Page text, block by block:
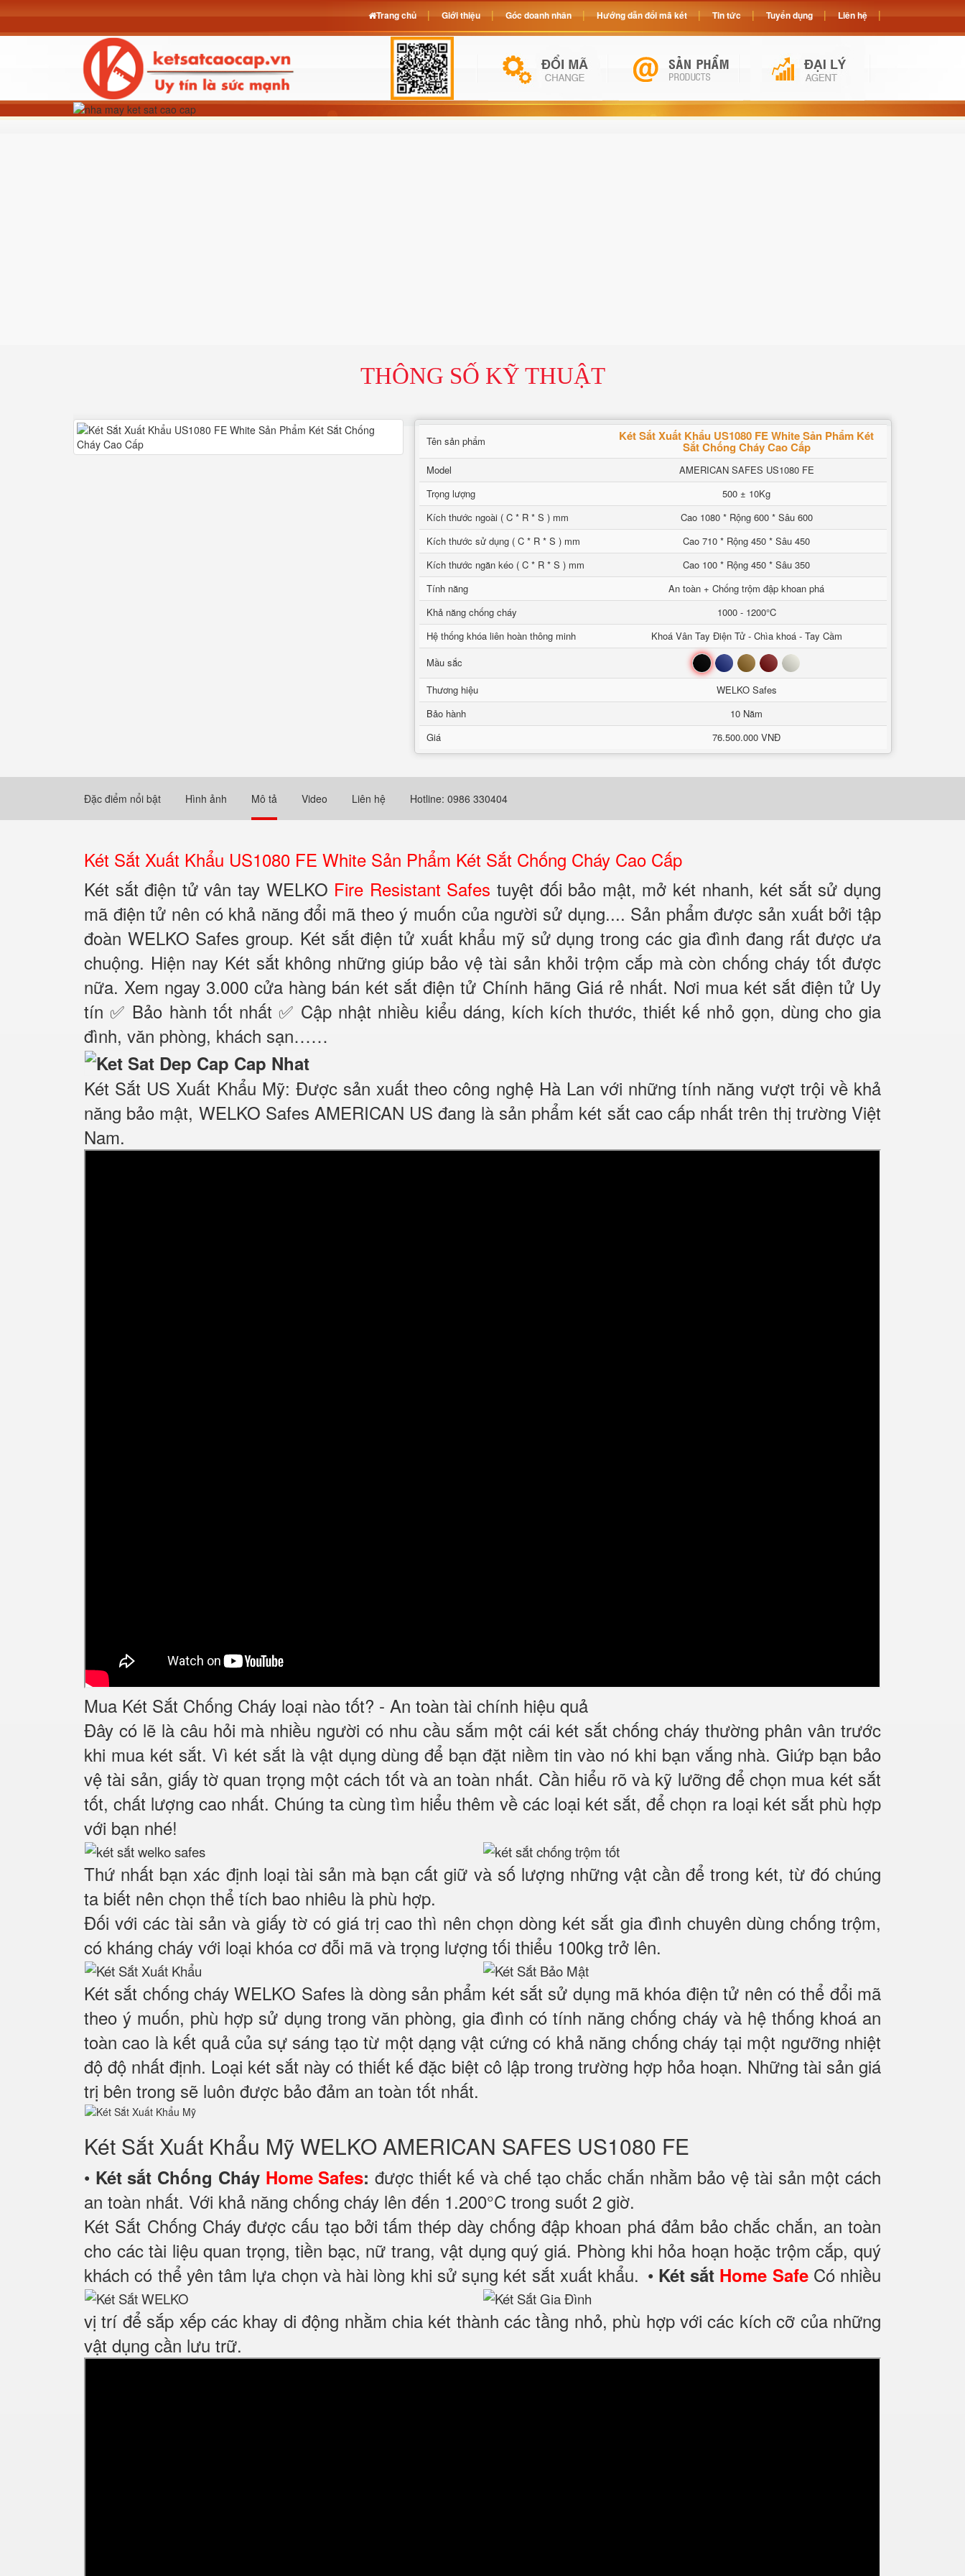
THÔNG SỐ KỸ THUẬT
Tên sản phẩm Két Sắt Xuất Khẩu US1080 FE White Sản Phẩm Két
Sắt Chống Cháy Cao Cấp
Model
AMERICAN SAFES US1080 FE
Trọng lượng
500 ± 10Kg
Kích thước ngoài ( C * R * S ) mm
Cao 1080 * Rộng 600 * Sâu 600
Kích thước sử dụng ( C * R * S ) mm
Cao 710 * Rộng 450 * Sâu 450
Kích thước ngăn kéo ( C * R * S ) mm
Cao 100 * Rộng 450 * Sâu 350
Tính năng
An toàn + Chống trộm đập khoan phá
Khả năng chống cháy
1000 - 1200°C
Hệ thống khóa liên hoàn thông minh
Khoá Vân Tay Điện Tử - Chìa khoá - Tay Cầm
Mầu sắc
Đen Xanh Nâu Đỏ Trắng
Thương hiệu
WELKO Safes
Bảo hành
10 Năm
Giá
76.500.000 VNĐ
Đặc điểm nổi bật Hình ảnh Mô tả Video Liên hệ Hotline: 0986 330404
Két Sắt Xuất Khẩu US1080 FE White Sản Phẩm Két Sắt Chống Cháy Cao Cấp
Két sắt điện tử vân tay WELKO Fire Resistant Safes tuyệt đối bảo mật, mở két nhanh, két sắt sử dụng
mã điện tử nên có khả năng đổi mã theo ý muốn của người sử dụng.... Sản phẩm được sản xuất bởi tập
đoàn WELKO Safes group. Két sắt điện tử xuất khẩu mỹ sử dụng trong các gia đình đang rất được ưa
chuộng. Hiện nay Két sắt không những giúp bảo vệ tài sản khỏi trộm cắp mà còn chống cháy tốt được
nữa. Xem ngay 3.000 cửa hàng bán két sắt điện tử Chính hãng Giá rẻ nhất. Nơi mua két sắt điện tử Uy
tín ✅ Bảo hành tốt nhất ✅ Cập nhật nhiều kiểu dáng, kích kích thước, thiết kế nhỏ gọn, dùng cho gia
đình, văn phòng, khách sạn……
Két Sắt US Xuất Khẩu Mỹ: Được sản xuất theo công nghệ Hà Lan với những tính năng vượt trội về khả
năng bảo mật, WELKO Safes AMERICAN US đang là sản phẩm két sắt cao cấp nhất trên thị trường Việt
Nam.
Mua Két Sắt Chống Cháy loại nào tốt? - An toàn tài chính hiệu quả
Đây có lẽ là câu hỏi mà nhiều người có nhu cầu sắm một cái két sắt chống cháy thường phân vân trước
khi mua két sắt. Vì két sắt là vật dụng dùng để bạn đặt niềm tin vào nó khi bạn vắng nhà. Giứp bạn bảo
vệ tài sản, giấy tờ quan trọng một cách tốt và an toàn nhất. Cần hiểu rõ và kỹ lưỡng để chọn mua két sắt
tốt, chất lượng cao nhất. Chúng ta cùng tìm hiểu thêm về các loại két sắt, để chọn ra loại két sắt phù hợp
với bạn nhé!
Thứ nhất bạn xác định loại tài sản mà bạn cất giữ và số lượng những vật cần để trong két, từ đó chúng
ta biết nên chọn thể tích bao nhiêu là phù hợp.
Đối với các tài sản và giấy tờ có giá trị cao thì nên chọn dòng két sắt gia đình chuyên dùng chống trộm,
có kháng cháy với loại khóa cơ đỗi mã và trọng lượng tối thiểu 100kg trở lên.
Két sắt chống cháy WELKO Safes là dòng sản phẩm két sắt sử dụng mã khóa điện tử nên có thể đổi mã
theo ý muốn, phù hợp sử dụng trong văn phòng, gia đình có tính năng chống cháy và hệ thống khoá an
toàn cao là kết quả của sự sáng tạo từ một dạng vật cứng có khả năng chống cháy tại một ngưỡng nhiệt
độ độ nhất định. Loại két sắt này có thiết kế đặc biệt cô lập trong trường hợp hỏa hoạn. Những tài sản giá
trị bên trong sẽ luôn được bảo đảm an toàn tốt nhất.
Két Sắt Xuất Khẩu Mỹ WELKO AMERICAN SAFES US1080 FE
• Két sắt Chống Cháy Home Safes: được thiết kế và chế tạo chắc chắn nhằm bảo vệ tài sản một cách
an toàn nhất. Với khả năng chống cháy lên đến 1.200°C trong suốt 2 giờ.
Két Sắt Chống Cháy được cấu tạo bởi tấm thép dày chống đập khoan phá đảm bảo chắc chắn, an toàn
cho các tài liệu quan trọng, tiền bạc, nữ trang, vật dụng quý giá. Phòng khi hỏa hoạn hoặc trộm cắp, quý
khách có thể yên tâm lựa chọn và hài lòng khi sử sụng két sắt xuất khẩu. • Két sắt Home SafeCó nhiều
vị trí để sắp xếp các khay di động nhằm chia két thành các tầng nhỏ, phù hợp với các kích cỡ của những
vật dụng cần lưu trữ.
Trang chủ Giới thiệu Góc doanh nhân Hướng dẫn đổi mã két Tin tức Tuyển dụng Liên hệ